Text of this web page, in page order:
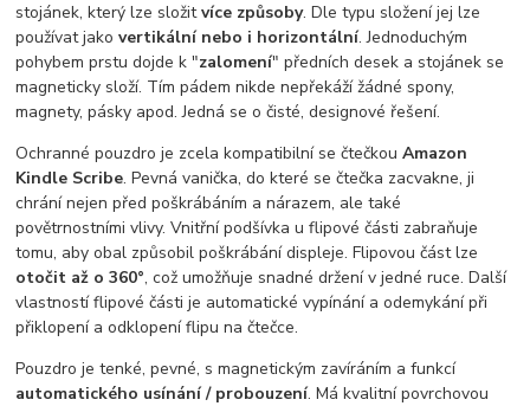
stojánek, který lze složitvíce způsoby. Dle typu složení jej lze
používat jakovertikální nebo i horizontální. Jednoduchým
pohybem prstu dojde k "zalomení" předních desek a stojánek se
magneticky složí. Tím pádem nikde nepřekáží žádné spony,
magnety, pásky apod. Jedná se o čisté, designové řešení.
Ochranné pouzdro je zcela kompatibilní se čtečkouAmazon
Kindle Scribe. Pevná vanička, do které se čtečka zacvakne, ji
chrání nejen před poškrábáním a nárazem, ale také
povětrnostními vlivy. Vnitřní podšívka u flipové části zabraňuje
tomu, aby obal způsobil poškrábání displeje. Flipovou část lze
otočit až o 360°, což umožňuje snadné držení v jedné ruce. Další
vlastností flipové části je automatické vypínání a odemykání při
přiklopení a odklopení flipu na čtečce.
Pouzdro je tenké, pevné, s magnetickým zavíráním a funkcí
automatického usínání / probouzení. Má kvalitní povrchovou